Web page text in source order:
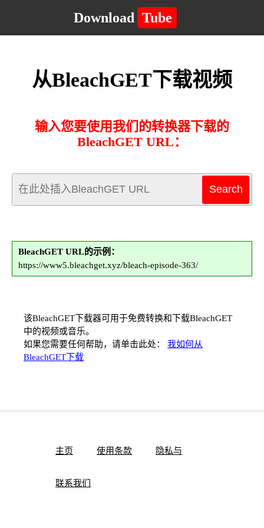
Download Tube
从BleachGET下载视频
输入您要使用我们的转换器下载的
BleachGET URL：
BleachGET URL的示例：
https://www5.bleachget.xyz/bleach-episode-363/
该BleachGET下载器可用于免费转换和下载BleachGET
中的视频或音乐。
如果您需要任何帮助，请单击此处： 我如何从
BleachGET下载
主页 使用条款 隐私与
联系我们